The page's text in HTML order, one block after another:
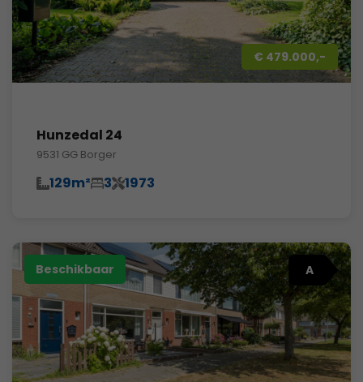
€ 479.000,-
Hunzedal 24
9531 GG Borger
129m² 3 1973
A
Beschikbaar